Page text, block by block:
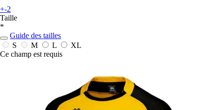
+-2
Taille
*
Guide des tailles
S
M L
XL
Ce champ est requis